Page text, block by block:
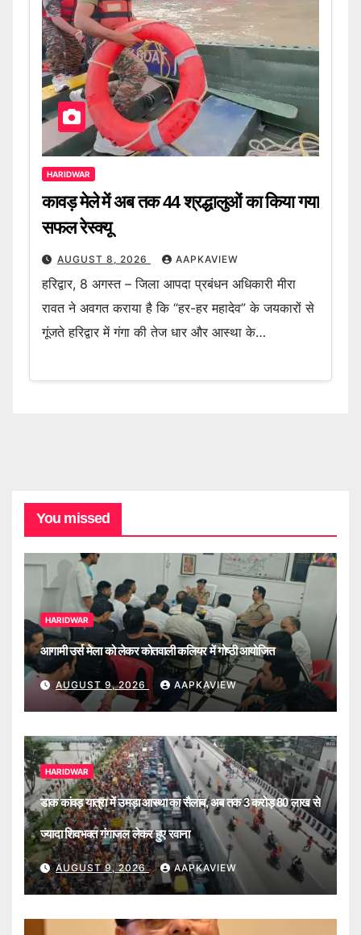
HARIDWAR
कावड़ मेले में अब तक 44 श्रद्धालुओं का किया गया
सफल रेस्क्यू
AUGUST 8, 2026 AAPKAVIEW
हरिद्वार, 8 अगस्त – जिला आपदा प्रबंधन अधिकारी मीरा
रावत ने अवगत कराया है कि “हर-हर महादेव” के जयकारों से
गूंजते हरिद्वार में गंगा की तेज धार और आस्था के…
You missed
HARIDWAR
आगामी उर्स मेला को लेकर कोतवाली कलियर में गोष्ठी आयोजित
AUGUST 9, 2026 AAPKAVIEW
HARIDWAR
डाक कांवड़ यात्रा में उमड़ा आस्था का सैलाब, अब तक 3 करोड़ 80 लाख से
ज्यादा शिवभक्त गंगाजल लेकर हुए रवाना
AUGUST 9, 2026 AAPKAVIEW